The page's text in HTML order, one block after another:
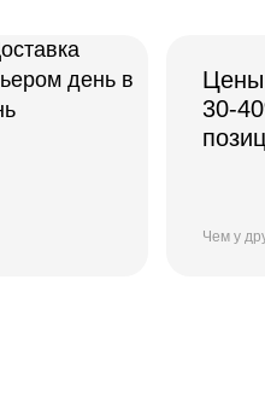
30-
Чем у